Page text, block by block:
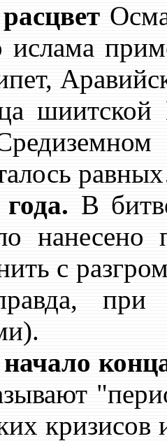
ислама
В
нанесено
с
при